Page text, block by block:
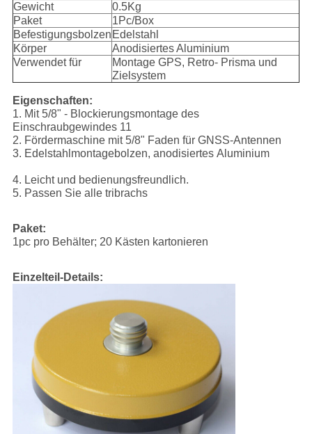
Gewicht
0.5Kg
Paket
1Pc/Box
Befestigungsbolzen Edelstahl
Körper
Anodisiertes Aluminium
Verwendet für
Montage GPS, Retro- Prisma und
Zielsystem
Eigenschaften:
1. Mit 5/8" - Blockierungsmontage des
Einschraubgewindes 11
2. Fördermaschine mit 5/8" Faden für GNSS-Antennen
3. Edelstahlmontagebolzen, anodisiertes Aluminium
4. Leicht und bedienungsfreundlich.
5. Passen Sie alle tribrachs
Paket:
1pc pro Behälter; 20 Kästen kartonieren
Einzelteil-Details: